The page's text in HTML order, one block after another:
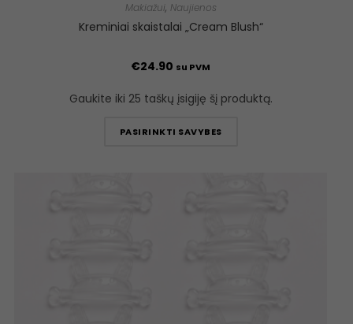
Makiažui, Naujienos
Kreminiai skaistalai „Cream Blush“
€24.90 su PVM
Gaukite iki 25 taškų įsigiję šį produktą.
PASIRINKTI SAVYBES